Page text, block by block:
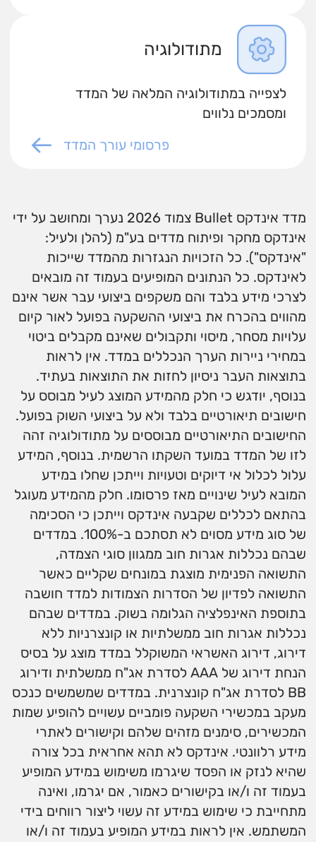
מתודולוגיה
לצפייה במתודולוגיה המלאה של המדד
ומסמכים נלווים
פרסומי עורך המדד
מדד אינדקס Bullet צמוד 2026 נערך ומחושב על ידי
אינדקס מחקר ופיתוח מדדים בע"מ (להלן ולעיל:
"אינדקס"). כל הזכויות הנגזרות מהמדד שייכות
לאינדקס. כל הנתונים המופיעים בעמוד זה מובאים
לצרכי מידע בלבד והם משקפים ביצועי עבר אשר אינם
מהווים בהכרח את ביצועי ההשקעה בפועל לאור קיום
עלויות מסחר, מיסוי ותקבולים שאינם מקבלים ביטוי
במחירי ניירות הערך הנכללים במדד. אין לראות
בתוצאות העבר ניסיון לחזות את התוצאות בעתיד.
בנוסף, יודגש כי חלק מהמידע המוצג לעיל מבוסס על
חישובים תיאורטיים בלבד ולא על ביצועי השוק בפועל.
החישובים התיאורטיים מבוססים על מתודולוגיה זהה
לזו של המדד במועד השקתו הרשמית. בנוסף, המידע
עלול לכלול אי דיוקים וטעויות וייתכן שחלו במידע
המובא לעיל שינויים מאז פרסומו. חלק מהמידע מעוגל
בהתאם לכללים שקבעה אינדקס וייתכן כי הסכימה
של סוג מידע מסוים לא תסתכם ב-100%. במדדים
שבהם נכללות אגרות חוב ממגוון סוגי הצמדה,
התשואה הפנימית מוצגת במונחים שקליים כאשר
התשואה לפדיון של הסדרות הצמודות למדד חושבה
בתוספת האינפלציה הגלומה בשוק. במדדים שבהם
נכללות אגרות חוב ממשלתיות או קונצרניות ללא
דירוג, דירוג האשראי המשוקלל במדד מוצג על בסיס
הנחת דירוג של AAA לסדרת אג"ח ממשלתית ודירוג
BB לסדרת אג"ח קונצרנית. במדדים שמשמשים כנכס
מעקב במכשירי השקעה פומביים עשויים להופיע שמות
המכשירים, סימנים מזהים שלהם וקישורים לאתרי
מידע רלוונטי. אינדקס לא תהא אחראית בכל צורה
שהיא לנזק או הפסד שיגרמו משימוש במידע המופיע
בעמוד זה ו/או בקישורים כאמור, אם יגרמו, ואינה
מתחייבת כי שימוש במידע זה עשוי ליצור רווחים בידי
המשתמש. אין לראות במידע המופיע בעמוד זה ו/או